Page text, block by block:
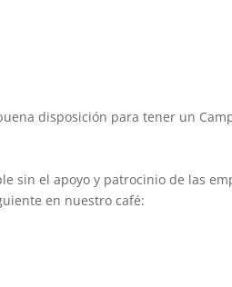
disposición para tener un
sin el apoyo y patrocinio de las
en nuestro café: